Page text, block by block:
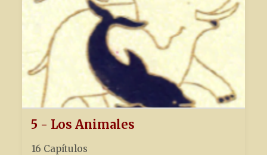
5 - Los Animales
16 Capítulos